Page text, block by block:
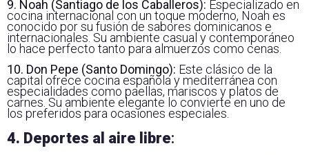
9. Noah (Santiago de los Caballeros): Especializado en
cocina internacional con un toque moderno, Noah es
conocido por su fusión de sabores dominicanos e
internacionales. Su ambiente casual y contemporáneo
lo hace perfecto tanto para almuerzos como cenas.
10. Don Pepe (Santo Domingo): Este clásico de la
capital ofrece cocina española y mediterránea con
especialidades como paellas, mariscos y platos de
carnes. Su ambiente elegante lo convierte en uno de
los preferidos para ocasiones especiales.
4. Deportes al aire libre: